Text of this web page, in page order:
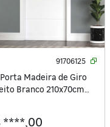
91706125
Madeira de Giro
Branco 210x70cm
****,00